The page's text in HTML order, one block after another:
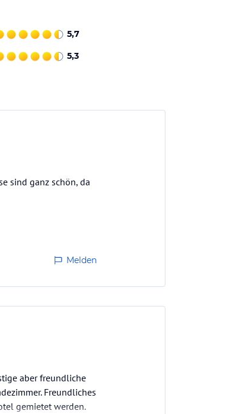
5,7
5,3
sind ganz schön, da
Melden
aber freundliche
Freundliches
gemietet werden.